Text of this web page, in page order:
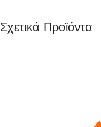
Σχετικά Προϊόντα